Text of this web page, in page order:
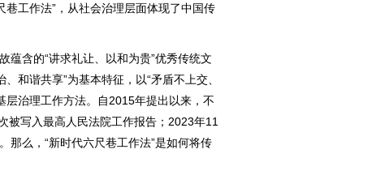
工作法”，从社会治理层面体现了中国传
含的“讲求礼让、以和为贵”优秀传统文
和谐共享”为基本特征，以“矛盾不上交、
层治理工作方法。自2015年提出以来，不
被写入最高人民法院工作报告；2023年11
那么，“新时代六尺巷工作法”是如何将传